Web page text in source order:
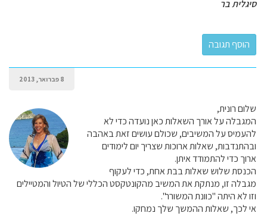
סיגלית בר
8 פברואר, 2013
שלום רונית,
המגבלה על אורך השאלות כאן נועדה כדי לא
להעמיס על המשיבים, שכולם עושים זאת באהבה
ובהתנדבות, שאלות ארוכות שצריך יום לימודים
ארוך כדי להתמודד איתן.
הכנסת שלוש שאלות בבת אחת, כדי לעקוף
מגבלה זו, מנתקת את המשיב מהקונטקסט הכללי של הטיול והמטיילים
וזו לא היתה "כוונת המשורר".
אי לכך, שאלות ההמשך שלך נמחקו.